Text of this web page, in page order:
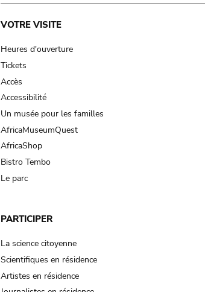
Main
navigation
VOTRE VISITE
Heures d'ouverture
Tickets
Accès
Accessibilité
Un musée pour les familles
AfricaMuseumQuest
AfricaShop
Bistro Tembo
Le parc
PARTICIPER
La science citoyenne
Scientifiques en résidence
Artistes en résidence